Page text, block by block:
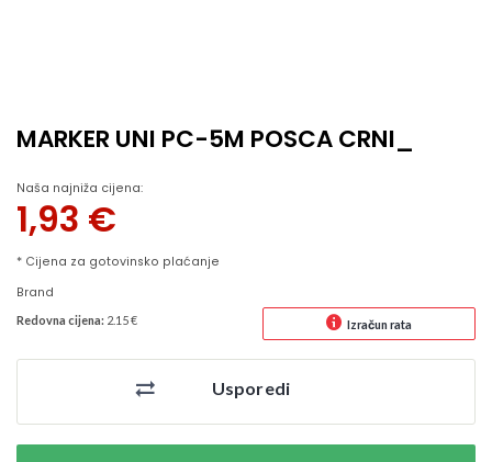
MARKER UNI PC-5M POSCA CRNI_
Naša najniža cijena:
1,93 €
* Cijena za gotovinsko plaćanje
Brand
Redovna cijena: 2.15 € Izračun rata
Usporedi